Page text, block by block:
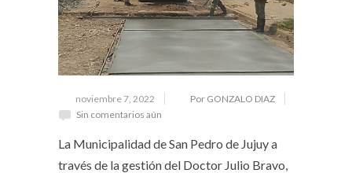
noviembre 7, 2022
Por GONZALO DIAZ
Sin comentarios aún
La Municipalidad de San Pedro de Jujuy a
través de la gestión del Doctor Julio Bravo,